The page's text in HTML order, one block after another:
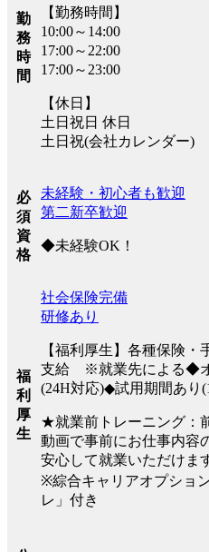
勤
務
時
間
【勤務時間】
10:00～14:00
17:00～22:00
17:00～23:00
【休日】
土日祝日 休日
土日祝(会社カレンダー)
必
須
資
格
未経験・初心者も歓迎
第二新卒歓迎
◆未経験OK！
福
利
厚
生
社会保険完備
研修あり
【福利厚生】各種保険
支給 ※就業先による◆オ
(24H対応)◆試用期間あり
★就業前トレーニング：
動画で事前にお仕事内容
安心して就業いただけま
※綜合キャリアオプショ
レ」付き